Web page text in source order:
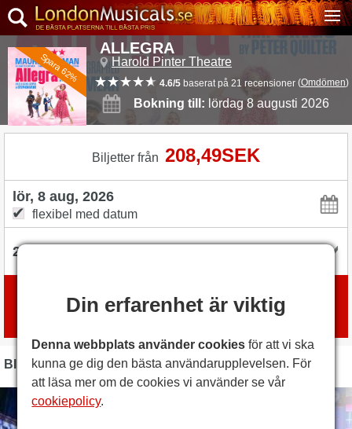
Spara 62%
ALLEGRA
Harold Pinter Theatre
4.6/5 baserat på 21 recensioner (Omdömen)
Bokning till: lördag 8 augusti 2026
Biljetter från 208,49SEK
flexibel med datum
Boka biljetter
medLondon Box Office
BILDER
Din erfarenhet är viktig
Denna webbplats använder cookies för att vi ska
kunna ge dig den bästa användarupplevelsen. För
att läsa mer om de cookies vi använder se vår
cookiepolicy.